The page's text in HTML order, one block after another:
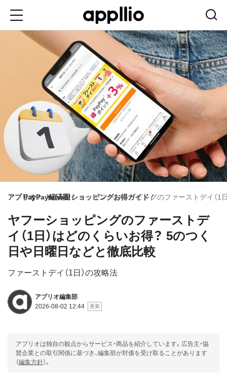
ツ
移
アプリオPayPay経済圏Yahoo!ショッピングお得ガイド
ヤフーショッピングのファーストデイ（1
ヤフーショッピングのファーストデ
イ（1日）はどのくらいお得？ 5のつく
日や日曜日などと徹底比較
ファーストデイ（1日）の攻略法
アプリオ編集部
2026-08-02 12:44
アプリオは独自の観点からサービス・商品を紹介しています。広告主・協
賛企業との取引関係に基づき、編集部が対価を受け取ることがあります
（編集方針）。